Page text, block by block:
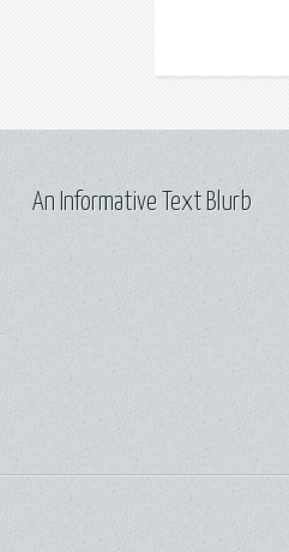
An Informative Text Blurb